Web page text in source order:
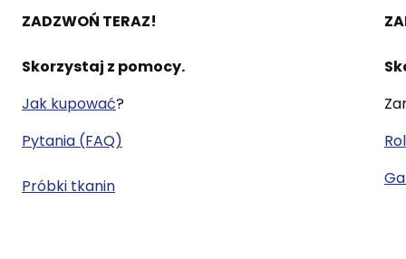
ZADZWOŃ TERAZ!
Skorzystaj z pomocy.
Jak kupować?
Pytania (FAQ)
Próbki tkanin